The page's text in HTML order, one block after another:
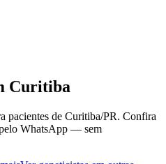
Curitiba
pacientes de Curitiba/PR. Confira
WhatsApp — sem